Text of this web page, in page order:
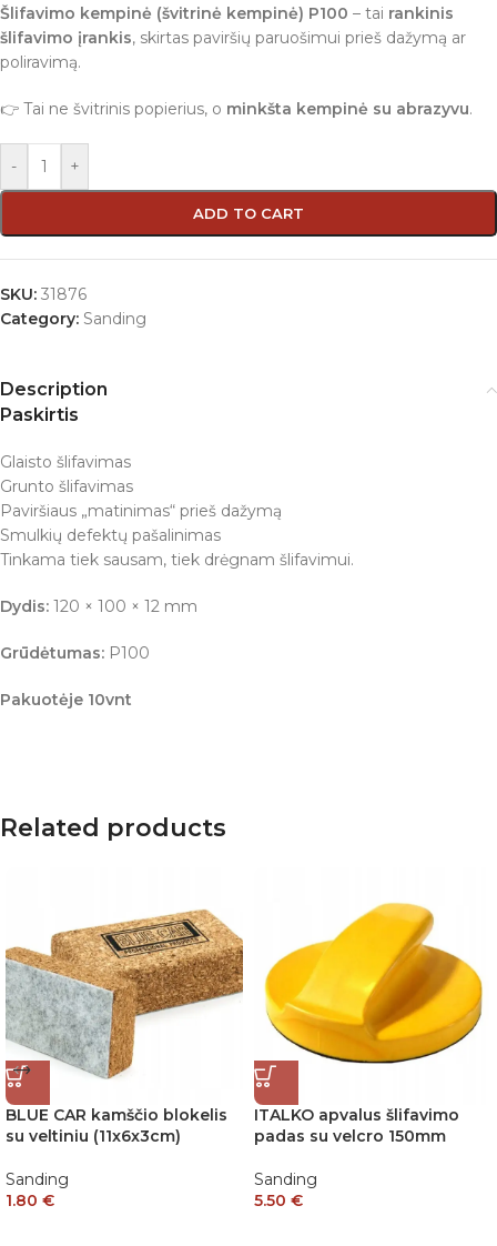
Šlifavimo kempinė (švitrinė kempinė) P100 – tai rankinis
šlifavimo įrankis, skirtas paviršių paruošimui prieš dažymą ar
poliravimą.
👉 Tai ne švitrinis popierius, o minkšta kempinė su abrazyvu.
- +
ADD TO CART
SKU: 31876
Category: Sanding
Description
Paskirtis
Glaisto šlifavimas
Grunto šlifavimas
Paviršiaus „matinimas“ prieš dažymą
Smulkių defektų pašalinimas
Tinkama tiek sausam, tiek drėgnam šlifavimui.
Dydis: 120 × 100 × 12 mm
Grūdėtumas: P100
Pakuotėje 10vnt
Related products
BLUE CAR kamščio blokelis
su veltiniu (11x6x3cm)
Sanding
1.80 €
ITALKO apvalus šlifavimo
padas su velcro 150mm
Sanding
5.50 €